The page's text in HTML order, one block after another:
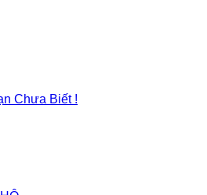
Chưa Biết !